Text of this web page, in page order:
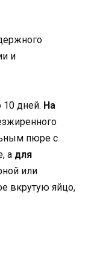
дней. На
пюре с
а для
или
вкрутую яйцо,